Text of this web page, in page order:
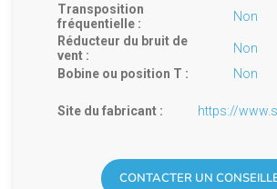
Transposition
fréquentielle :
Non
Réducteur du bruit de
vent :
Non
Bobine ou position T :
Non
Site du fabricant : https://
CONTACTER UN